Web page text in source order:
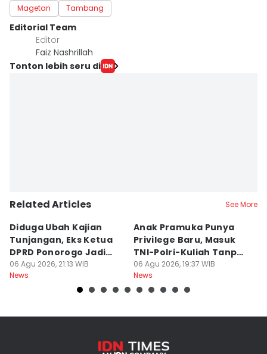
Magetan Tambang
Editorial Team
Editor
Faiz Nashrillah
Tonton lebih seru di
Related Articles See More
Diduga Ubah Kajian
Tunjangan, Eks Ketua
DPRD Ponorogo Jadi
Tersangka
06 Agu 2026, 21:13 WIB
News
Anak Pramuka Punya
Privilege Baru, Masuk
TNI-Polri-Kuliah Tanpa
Tes
06 Agu 2026, 19:37 WIB
News